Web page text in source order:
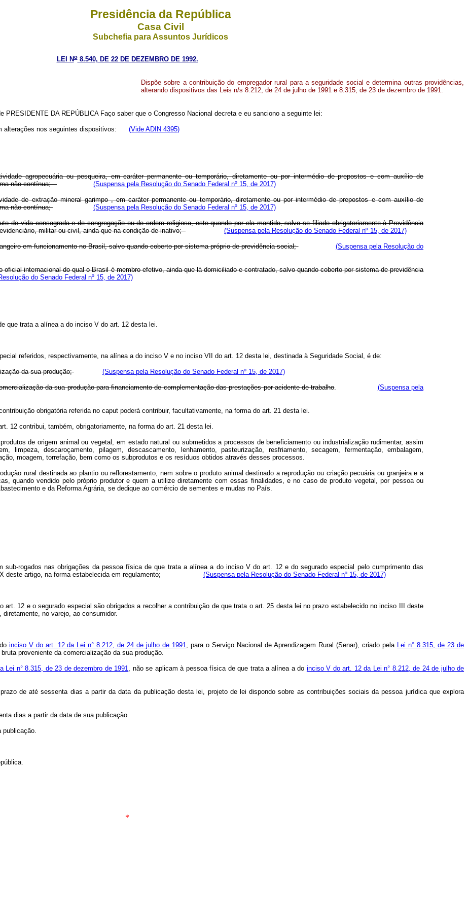
Presidência da República
Casa Civil
Subchefia para Assuntos Jurídicos
LEI No8.540, DE 22 DE DEZEMBRO DE 1992.
Dispõe sobre a contribuição do empregador rural para a seguridade social e determina outras providências,
alterando dispositivos das Leis n/s 8.212, de 24 de julho de 1991 e 8.315, de 23 de dezembro de 1991.
PRESIDENTE DA REPÚBLICA Faço saber que o Congresso Nacional decreta e eu sanciono a seguinte lei:
alterações nos seguintes dispositivos: (Vide ADIN 4395)
agropecuária ou pesqueira, em caráter permanente ou temporário, diretamente ou por intermédio de prepostos e com auxílio de
não contínua;
(Suspensa pela Resolução do Senado Federal nº 15, de 2017)
de extração mineral garimpo , em caráter permanente ou temporário, diretamente ou por intermédio de prepostos e com auxílio de
não contínua;
(Suspensa pela Resolução do Senado Federal nº 15, de 2017)
de vida consagrada e de congregação ou de ordem religiosa, este quando por ela mantido, salvo se filiado obrigatoriamente à Previdência
militar ou civil, ainda que na condição de inativo;
(Suspensa pela Resolução do Senado Federal nº 15, de 2017)
em funcionamento no Brasil, salvo quando coberto por sistema próprio de previdência social;
(Suspensa pela Resolução do
oficial internacional do qual o Brasil é membro efetivo, ainda que lá domiciliado e contratado, salvo quando coberto por sistema de previdência
do Senado Federal nº 15, de 2017)
que trata a alínea a do inciso V do art. 12 desta lei.
referidos, respectivamente, na alínea a do inciso V e no inciso VII do art. 12 desta lei, destinada à Seguridade Social, é de:
da sua produção; (Suspensa pela Resolução do Senado Federal nº 15, de 2017)
da sua produção para financiamento de complementação das prestações por acidente de trabalho. (Suspensa pela
obrigatória referida no caput poderá contribuir, facultativamente, na forma do art. 21 desta lei.
12 contribui, também, obrigatoriamente, na forma do art. 21 desta lei.
de origem animal ou vegetal, em estado natural ou submetidos a processos de beneficiamento ou industrialização rudimentar, assim
limpeza, descaroçamento, pilagem, descascamento, lenhamento, pasteurização, resfriamento, secagem, fermentação, embalagem,
moagem, torrefação, bem como os subprodutos e os resíduos obtidos através desses processos.
rural destinada ao plantio ou reflorestamento, nem sobre o produto animal destinado a reprodução ou criação pecuária ou granjeira e a
quando vendido pelo próprio produtor e quem a utilize diretamente com essas finalidades, e no caso de produto vegetal, por pessoa ou
e da Reforma Agrária, se dedique ao comércio de sementes e mudas no País.
sub-rogados nas obrigações da pessoa física de que trata a alínea a do inciso V do art. 12 e do segurado especial pelo cumprimento das
X deste artigo, na forma estabelecida em regulamento; (Suspensa pela Resolução do Senado Federal nº 15, de 2017)
12 e o segurado especial são obrigados a recolher a contribuição de que trata o art. 25 desta lei no prazo estabelecido no inciso III deste
no varejo, ao consumidor.
inciso V do art. 12 da Lei n° 8.212, de 24 de julho de 1991, para o Serviço Nacional de Aprendizagem Rural (Senar), criado pela Lei n° 8.315, de 23 de
proveniente da comercialização da sua produção.
Lei n° 8.315, de 23 de dezembro de 1991, não se aplicam à pessoa física de que trata a alínea a do inciso V do art. 12 da Lei n° 8.212, de 24 de julho de
de até sessenta dias a partir da data da publicação desta lei, projeto de lei dispondo sobre as contribuições sociais da pessoa jurídica que explora
dias a partir da data de sua publicação.
publicação.
*